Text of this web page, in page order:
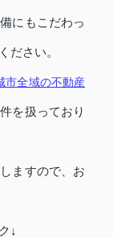
にもこだわっ
ださい。
市全域の不動産
を扱っており
ますので、お
↓